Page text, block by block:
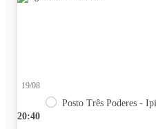
20:40
19/08
Posto Três Poderes -